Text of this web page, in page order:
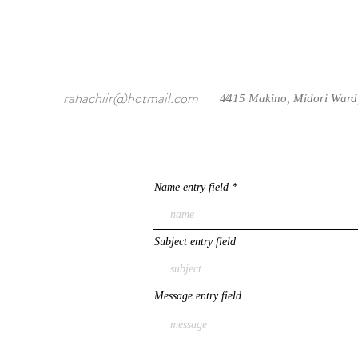
rahachiir@hotmail.com /
4415 Makino, Midori
Name entry field
Subject entry field
Message entry field